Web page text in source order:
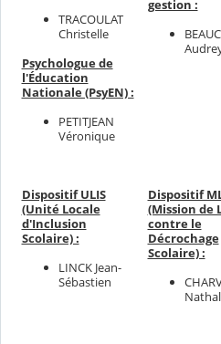
TRACOULAT
Christelle
Psychologue de
l'Éducation
Nationale (PsyEN) :
PETITJEAN
Véronique
gestion :
Dispositif ULIS
(Unité Locale
d'Inclusion
Scolaire) :
LINCK Jean-
Sébastien
Dispositif
(Mission de
contre le
Décrochage
Scolaire) :